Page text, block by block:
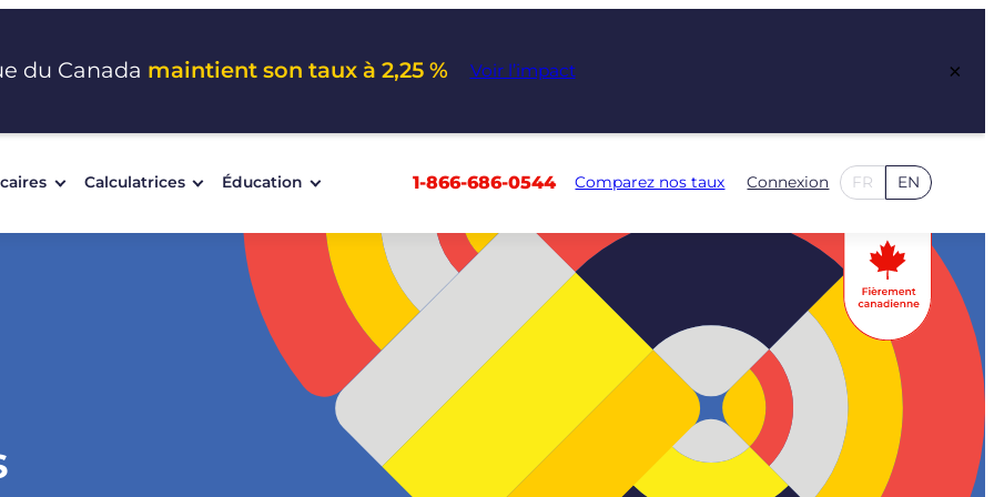
du Canada maintient son taux à 2,25 % Voir l’impact ×
Calculatrices Éducation 1-866-686-0544 Comparez nos taux Connexion FR EN